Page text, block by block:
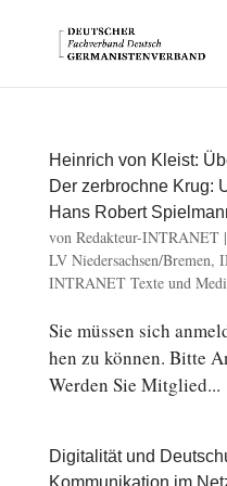
Heinrich von Kleist:
Der zerbrochne Krug:
Hans Robert
von Redakteur-INTRANET|
LV Niedersachsen/Bremen,
INTRANET Texte und
Sie müssen sich
hen zu können. Bitte
Werden Sie Mit­glied...
Digitalität und
Kommunikation im